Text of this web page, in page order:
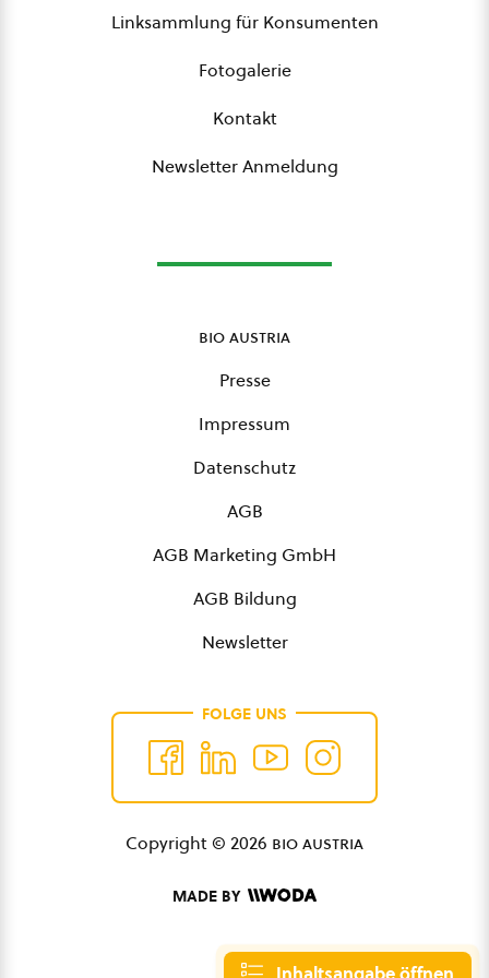
Linksammlung für Konsumenten
Fotogalerie
Kontakt
Newsletter Anmeldung
bio austria
Presse
Impressum
Datenschutz
AGB
AGB Marketing GmbH
AGB Bildung
Newsletter
FOLGE UNS
Copyright © 2026 bio austria
MADE BY